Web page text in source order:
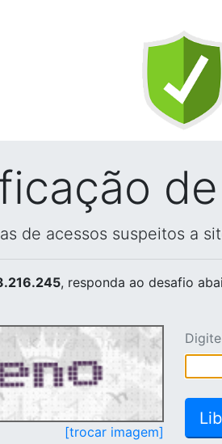
de acessos suspeitos a
, responda ao desafio
[trocar imagem]